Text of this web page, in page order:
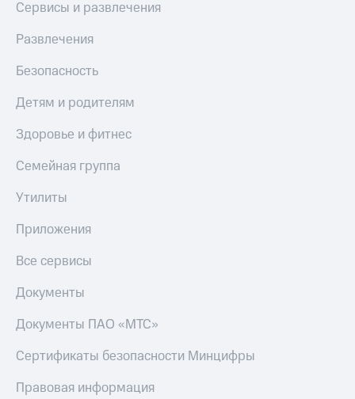
Сервисы и развлечения
Развлечения
Безопасность
Детям и родителям
Здоровье и фитнес
Семейная группа
Утилиты
Приложения
Все сервисы
Документы
Документы ПАО «МТС»
Сертификаты безопасности Минцифры
Правовая информация